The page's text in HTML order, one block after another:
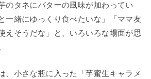
のタネにバターの風味が加わってい
一緒にゆっくり食べたいな」「ママ友
えそうだな」と、いろいろな場面が思
、小さな瓶に入った「芋蜜生キャラメ